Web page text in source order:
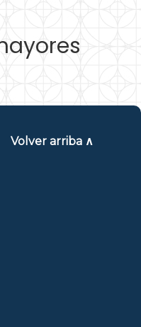
Volver arriba ∧